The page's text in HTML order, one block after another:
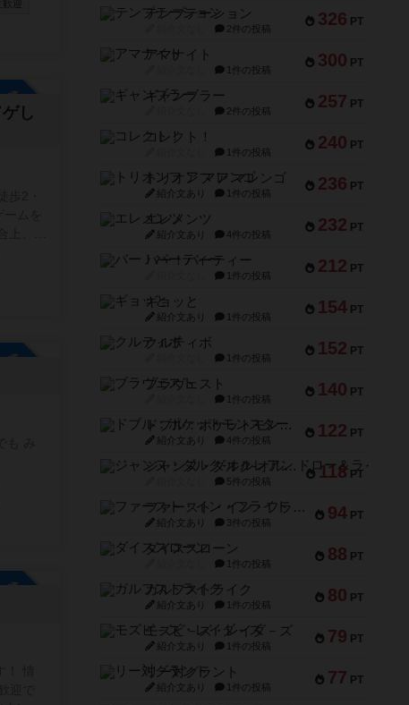
歓迎
参加自由
し
、ボ
いま
ら
い
326 PT
テンプテーション
2件の投稿
300 PT
アマナイト
1件の投稿
257 PT
ギャンブラー
2件の投稿
240 PT
コレクト！
1件の投稿
236 PT
トリオンフ ア マレンゴ
紹介文あり 1件の投稿
232 PT
エレメンツ
紹介文あり 4件の投稿
212 PT
バー！パーティー
1件の投稿
154 PT
ギョッと
紹介文あり 1件の投稿
152 PT
クルティボ
1件の投稿
140 PT
ブラヴェスト
1件の投稿
122 PT
ドブル：ポケットモンスター
紹介文あり 4件の投稿
118 PT
ジャンヌ・ダルク-オルレアン ドロー＆ライト
5件の投稿
94 PT
ファースト・イン・フライト
紹介文あり 3件の投稿
88 PT
ダイススローン
1件の投稿
80 PT
ガルフストライク
紹介文あり 1件の投稿
79 PT
モズビ－ズ・レイダ－ズ
紹介文あり 1件の投稿
77 PT
リー対グラント
紹介文あり 1件の投稿